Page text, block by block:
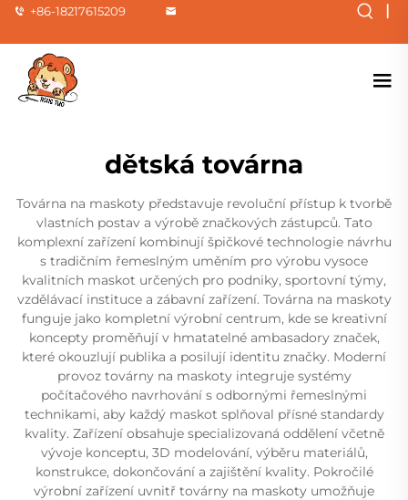
+86-18217615209 |
dětská továrna
Továrna na maskoty představuje revoluční přístup k tvorbě
vlastních postav a výrobě značkových zástupců. Tato
komplexní zařízení kombinují špičkové technologie návrhu
s tradičním řemeslným uměním pro výrobu vysoce
kvalitních maskot určených pro podniky, sportovní týmy,
vzdělávací instituce a zábavní zařízení. Továrna na maskoty
funguje jako kompletní výrobní centrum, kde se kreativní
koncepty proměňují v hmatatelné ambasadory značek,
které okouzlují publika a posilují identitu značky. Moderní
provoz továrny na maskoty integruje systémy
počítačového navrhování s odbornými řemeslnými
technikami, aby každý maskot splňoval přísné standardy
kvality. Zařízení obsahuje specializovaná oddělení včetně
vývoje konceptu, 3D modelování, výběru materiálů,
konstrukce, dokončování a zajištění kvality. Pokročilé
výrobní zařízení uvnitř továrny na maskoty umožňuje